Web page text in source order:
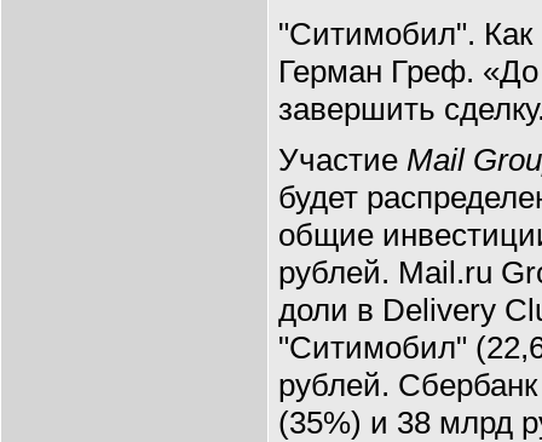
"Ситимобил". Как
Герман Греф.
завершить
Участие Mail
будет
общие
рублей. Mail.ru
доли в Delivery
"Ситимобил"
рублей.
(35%) и 38 млрд